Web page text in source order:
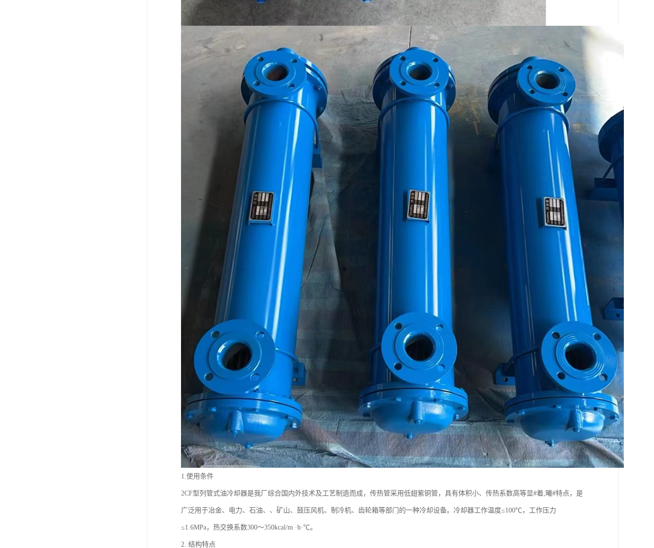
1.使用条件
2CF型列管式油冷却器是我厂综合国内外技术及工艺制造而成，传热管采用低翅紫铜管，具有体积小、传热系数高等显#着,曦#特点，是
广泛用于冶金、电力、石油、、矿山、鼓压风机、制冷机、齿轮箱等部门的一种冷却设备。冷却器工作温度≤100℃，工作压力
≤1.6MPa，热交换系数300～350kcal/m ·h·℃。
2. 结构特点